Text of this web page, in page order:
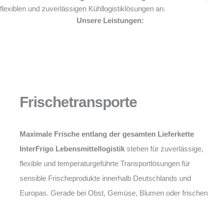
flexiblen und zuverlässigen Kühllogistiklösungen an.
Unsere Leistungen:
Frischetransporte
Maximale Frische entlang der gesamten Lieferkette
InterFrigo Lebensmittellogistik stehen für zuverlässige,
flexible und temperaturgeführte Transportlösungen für
sensible Frischeprodukte innerhalb Deutschlands und
Europas. Gerade bei Obst, Gemüse, Blumen oder frischen